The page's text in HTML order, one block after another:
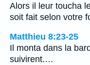
Alors il leur toucha
soit fait selon votre
Matthieu 8:23-25
Il monta dans la
suivirent.…